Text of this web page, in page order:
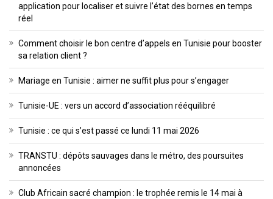
application pour localiser et suivre l’état des bornes en temps
réel
Comment choisir le bon centre d’appels en Tunisie pour booster
sa relation client ?
Mariage en Tunisie : aimer ne suffit plus pour s’engager
Tunisie-UE : vers un accord d’association rééquilibré
Tunisie : ce qui s’est passé ce lundi 11 mai 2026
TRANSTU : dépôts sauvages dans le métro, des poursuites
annoncées
Club Africain sacré champion : le trophée remis le 14 mai à